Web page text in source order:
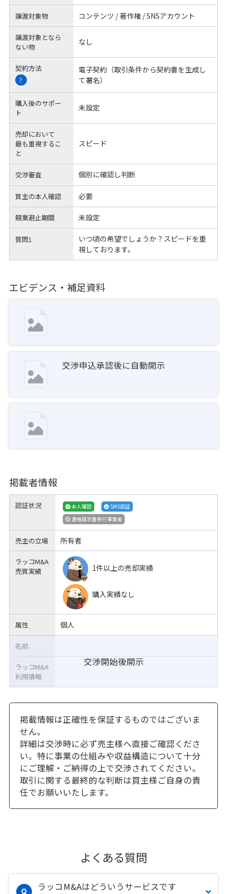
譲渡対象物 コンテンツ / 著作権 / SNSアカウント
譲渡対象となら
ない物
なし
契約方法
?
電子契約（取引条件から契約書を生成し
て署名）
購入後のサポー
ト
未設定
売却において
最も重視するこ
と
スピード
交渉審査 個別に確認し判断
買主の本人確認 必要
競業避止期間 未設定
質問1
いつ頃の希望でしょうか？スピードを重
視しております。
エビデンス・補足資料
交渉申込承認後に自動開示
掲載者情報
認証状況 本人確認
SMS認証
適格請求書発行事業者
売主の立場 所有者
ラッコM&A
売買実績
1件以上の売却実績
購入実績なし
属性 個人
交渉開始後開示
名前
ラッコM&A
利用情報
掲載情報は正確性を保証するものではございま
せん。
詳細は交渉時に必ず売主様へ直接ご確認くださ
い。特に事業の仕組みや収益構造について十分
にご理解・ご納得の上で交渉されてください。
取引に関する最終的な判断は買主様ご自身の責
任でお願いいたします。
よくある質問
ラッコM&Aはどういうサービスです